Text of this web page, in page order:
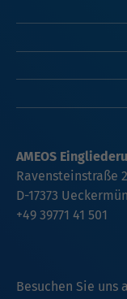
Besuchen Sie uns
AMEOS
Ravensteinstraße
D-17373
+49 39771 41 501